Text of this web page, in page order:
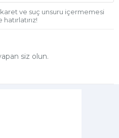
ve suç unsuru içermemesi
siz olun.